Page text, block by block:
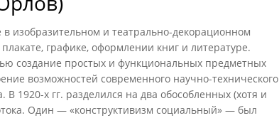
и театрально-декорационном
плакате, графике, оформлении книг и литературе.
создание простых и функциональных предметных
возможностей современного научно-технического
1920-х гг. разделился на два обособленных (хотя и
Один — «конструктивизм социальный» — был